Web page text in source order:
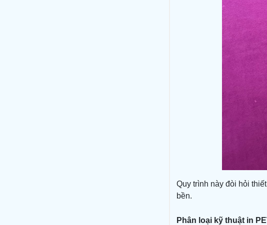
Quy trình này đòi hỏi
bền.
Phân loại kỹ thuật in